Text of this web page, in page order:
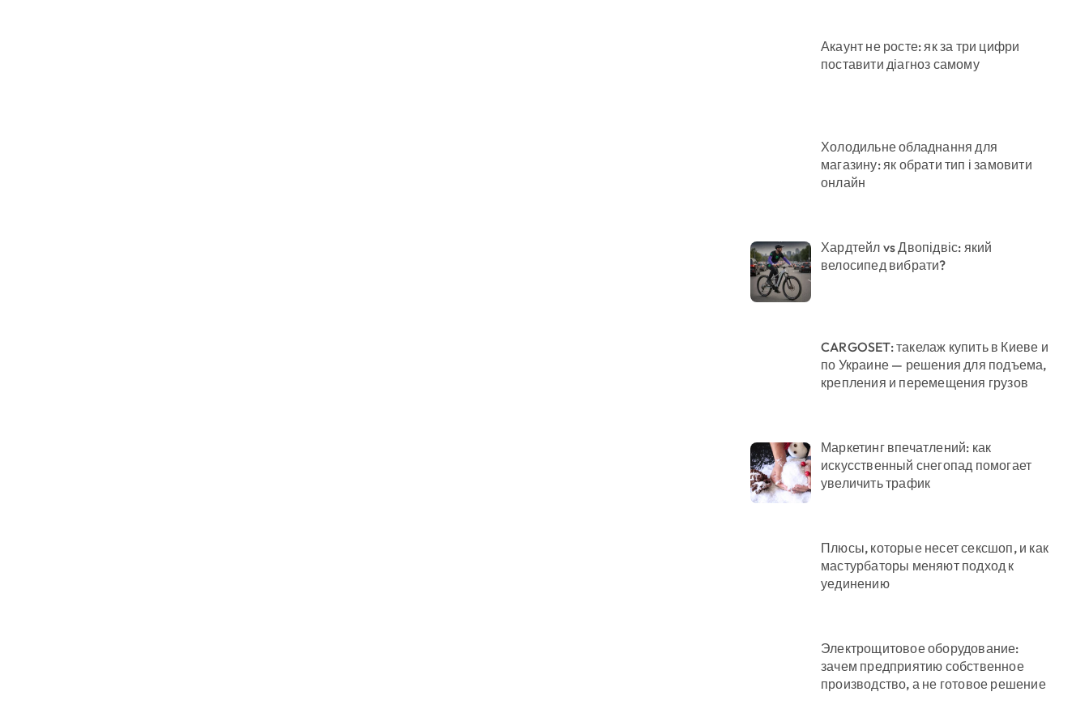
Акаунт не росте: як за три цифри
поставити діагноз самому
Холодильне обладнання для
магазину: як обрати тип і замовити
онлайн
Хардтейл vs Двопідвіс: який
велосипед вибрати?
CARGOSET: такелаж купить в Киеве и
по Украине — решения для подъема,
крепления и перемещения грузов
Маркетинг впечатлений: как
искусственный снегопад помогает
увеличить трафик
Плюсы, которые несет сексшоп, и как
мастурбаторы меняют подход к
уединению
Электрощитовое оборудование:
зачем предприятию собственное
производство, а не готовое решение